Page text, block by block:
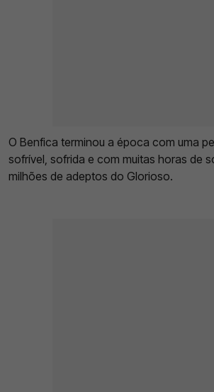
O Benfica terminou a época com uma
sofrível, sofrida e com muitas horas de
milhões de adeptos do Glorioso.